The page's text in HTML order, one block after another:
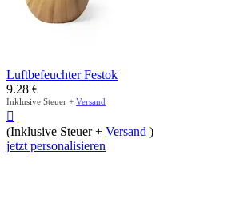
Luftbefeuchter Festok
9.28 €
Inklusive Steuer + Versand

(Inklusive Steuer + Versand )
jetzt personalisieren